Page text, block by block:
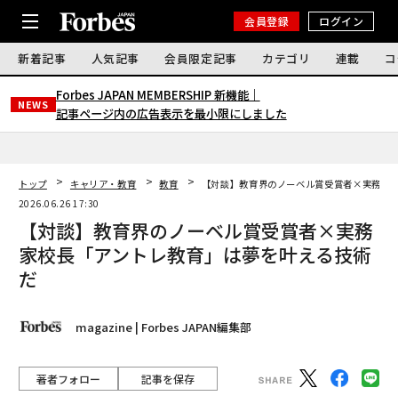
会員登録 ログイン
新着記事 人気記事 会員限定記事 カテゴリ 連載
NEWS
Forbes JAPAN MEMBERSHIP 新機能｜
記事ページ内の広告表示を最小限にしました
トップ キャリア・教育 教育
【対談】教育界のノーベル賞受賞者×実務家
2026.06.26 17:30
【対談】教育界のノーベル賞受賞者×実務
家校長「アントレ教育」は夢を叶える技術
だ
magazine | Forbes JAPAN編集部
著者フォロー 記事を保存